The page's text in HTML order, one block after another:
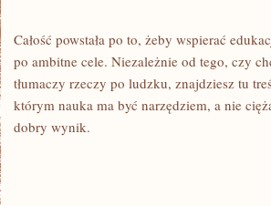
Całość powstała po to, żeby wspierać
po ambitne cele. Niezależnie od tego, czy
tłumaczy rzeczy po ludzku, znajdziesz tu
którym nauka ma być narzędziem, a nie
dobry wynik.